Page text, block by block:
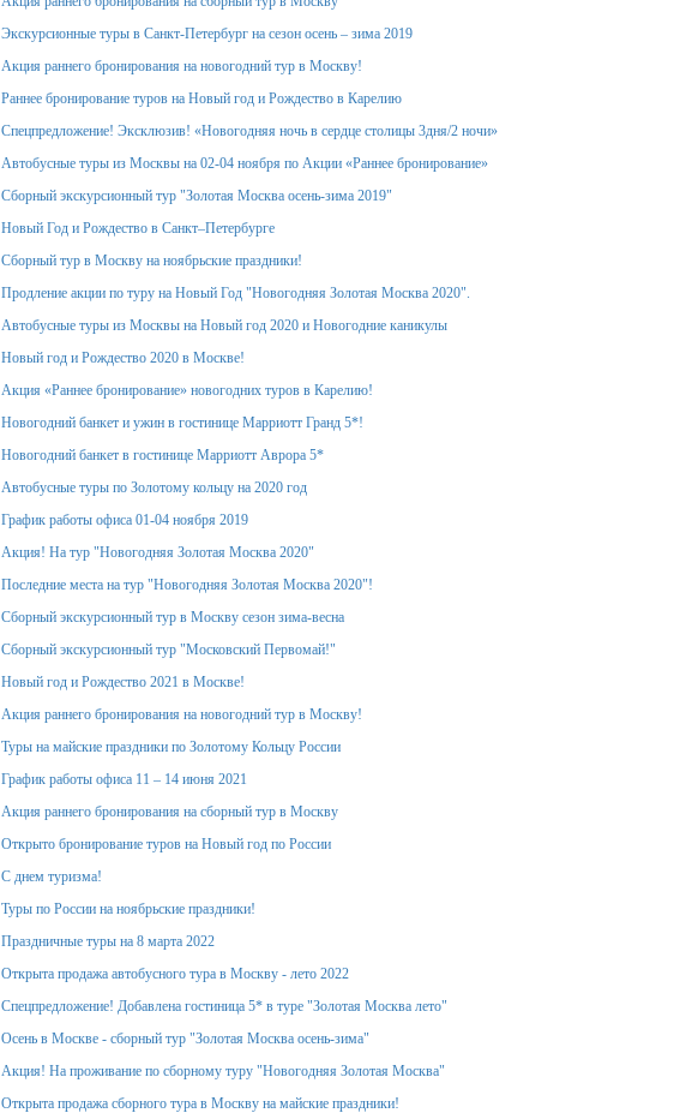
Экскурсионные туры в Санкт-Петербург на сезон осень – зима 2019
Акция раннего бронирования на новогодний тур в Москву!
Раннее бронирование туров на Новый год и Рождество в Карелию
Спецпредложение! Эксклюзив! «Новогодняя ночь в сердце столицы 3дня/2 ночи»
Автобусные туры из Москвы на 02-04 ноября по Акции «Раннее бронирование»
Сборный экскурсионный тур "Золотая Москва осень-зима 2019"
Новый Год и Рождество в Санкт–Петербурге
Сборный тур в Москву на ноябрьские праздники!
Продление акции по туру на Новый Год "Новогодняя Золотая Москва 2020".
Автобусные туры из Москвы на Новый год 2020 и Новогодние каникулы
Новый год и Рождество 2020 в Москве!
Акция «Раннее бронирование» новогодних туров в Карелию!
Новогодний банкет и ужин в гостинице Марриотт Гранд 5*!
Новогодний банкет в гостинице Марриотт Аврора 5*
Автобусные туры по Золотому кольцу на 2020 год
График работы офиса 01-04 ноября 2019
Акция! На тур "Новогодняя Золотая Москва 2020"
Последние места на тур "Новогодняя Золотая Москва 2020"!
Сборный экскурсионный тур в Москву сезон зима-весна
Сборный экскурсионный тур "Московский Первомай!"
Новый год и Рождество 2021 в Москве!
Акция раннего бронирования на новогодний тур в Москву!
Туры на майские праздники по Золотому Кольцу России
График работы офиса 11 – 14 июня 2021
Акция раннего бронирования на сборный тур в Москву
Открыто бронирование туров на Новый год по России
С днем туризма!
Туры по России на ноябрьские праздники!
Праздничные туры на 8 марта 2022
Открыта продажа автобусного тура в Москву - лето 2022
Спецпредложение! Добавлена гостиница 5* в туре "Золотая Москва лето"
Осень в Москве - сборный тур "Золотая Москва осень-зима"
Акция! На проживание по сборному туру "Новогодняя Золотая Москва"
Открыта продажа сборного тура в Москву на майские праздники!